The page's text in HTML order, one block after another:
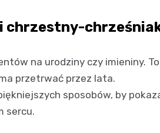
chrzestny-
na urodziny czy imieniny.
przetrwać przez lata.
sposobów, by
sercu.